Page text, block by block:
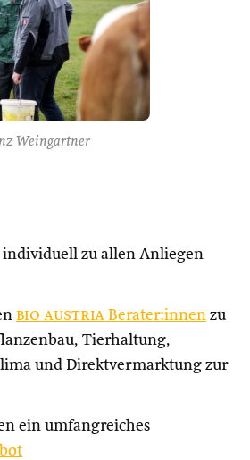
Weingartner
zu allen Anliegen
bio austria Berater:innen zu
Tierhaltung,
und Direktvermarktung zur
ein umfangreiches